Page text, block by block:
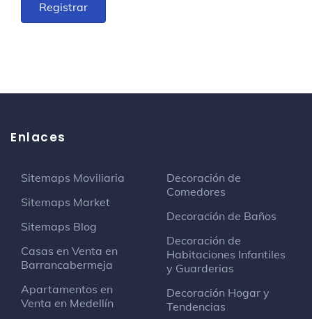
Enlaces
Sitemaps Moviliaria
Sitemaps Market
Sitemaps Blog
Casas en Venta en
Barrancabermeja
Apartamentos en
Venta en Medellín
Decoración de
Comedores
Decoración de Baños
Decoración de
Habitaciones Infantiles
y Guarderias
Decoración Hogar y
Tendencias